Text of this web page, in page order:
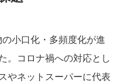
小口化・多頻度化が進
。コロナ禍への対応とし
やネットスーパーに代表